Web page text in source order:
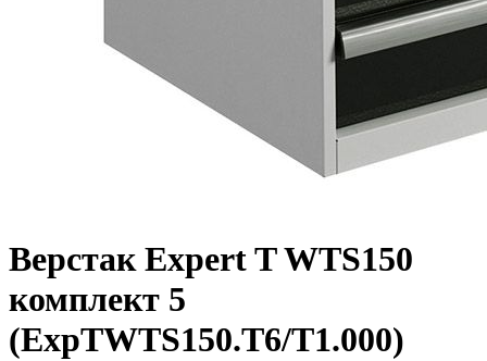
Верстак Expert T WTS150
комплект 5
(ExpTWTS150.T6/T1.000)